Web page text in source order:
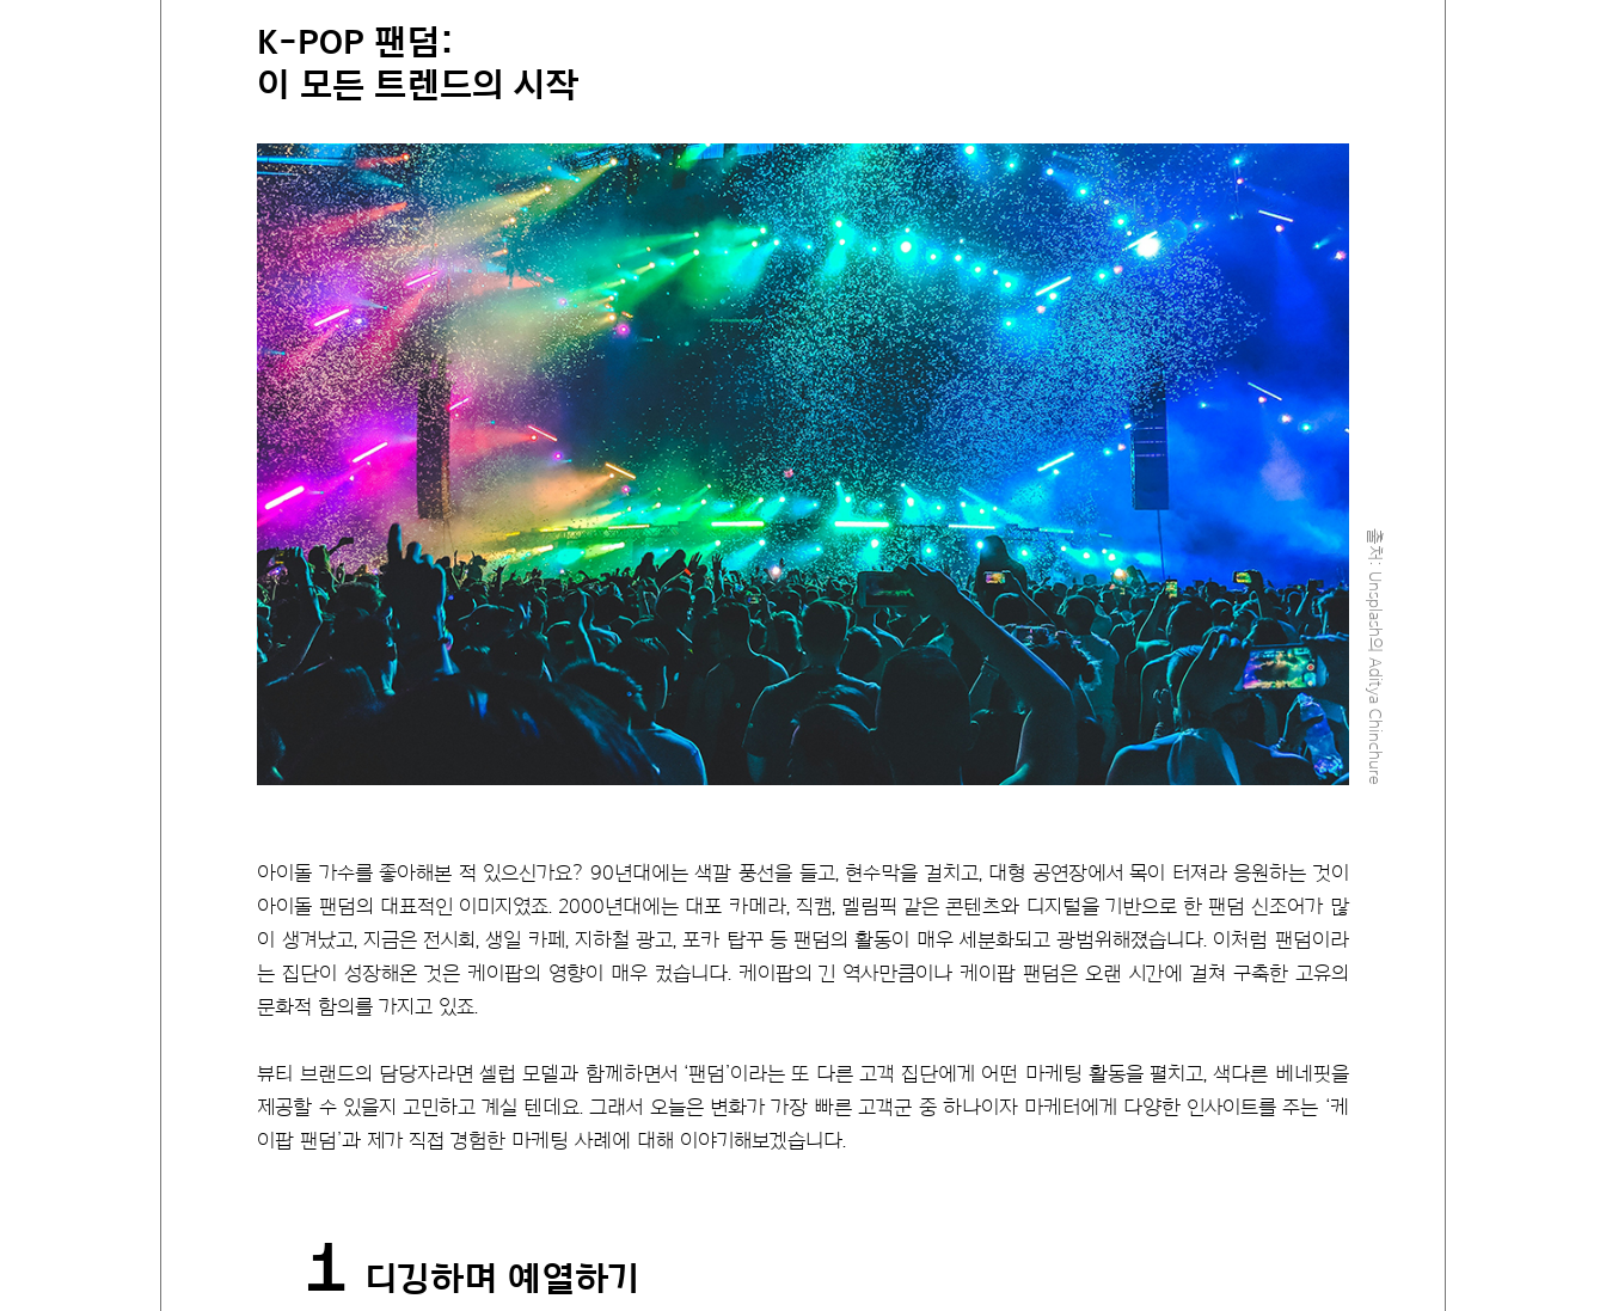
K-POP 팬덤:
이 모든 트렌드의 시작
출처: Unsplash의 Aditya Chinchure
아이돌 가수를 좋아해본 적 있으신가요? 90년대에는 색깔 풍선을 들고, 현수막을 걸치고, 대형 공연장에서 목이 터져라 응원하는 것이
아이돌 팬덤의 대표적인 이미지였죠. 2000년대에는 대포 카메라, 직캠, 멜림픽 같은 콘텐츠와 디지털을 기반으로 한 팬덤 신조어가 많
이 생겨났고, 지금은 전시회, 생일 카페, 지하철 광고, 포카 탑꾸 등 팬덤의 활동이 매우 세분화되고 광범위해졌습니다. 이처럼 팬덤이라
는 집단이 성장해온 것은 케이팝의 영향이 매우 컸습니다. 케이팝의 긴 역사만큼이나 케이팝 팬덤은 오랜 시간에 걸쳐 구축한 고유의
문화적 함의를 가지고 있죠.
뷰티 브랜드의 담당자라면 셀럽 모델과 함께하면서 ‘팬덤’이라는 또 다른 고객 집단에게 어떤 마케팅 활동을 펼치고, 색다른 베네핏을
제공할 수 있을지 고민하고 계실 텐데요. 그래서 오늘은 변화가 가장 빠른 고객군 중 하나이자 마케터에게 다양한 인사이트를 주는 ‘케
이팝 팬덤’과 제가 직접 경험한 마케팅 사례에 대해 이야기해보겠습니다.
1 디깅하며 예열하기